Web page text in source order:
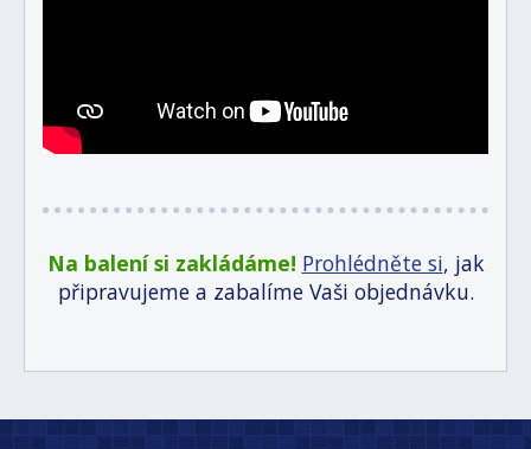
Na balení si zakládáme! Prohlédněte si, jak
připravujeme a zabalíme Vaši objednávku.